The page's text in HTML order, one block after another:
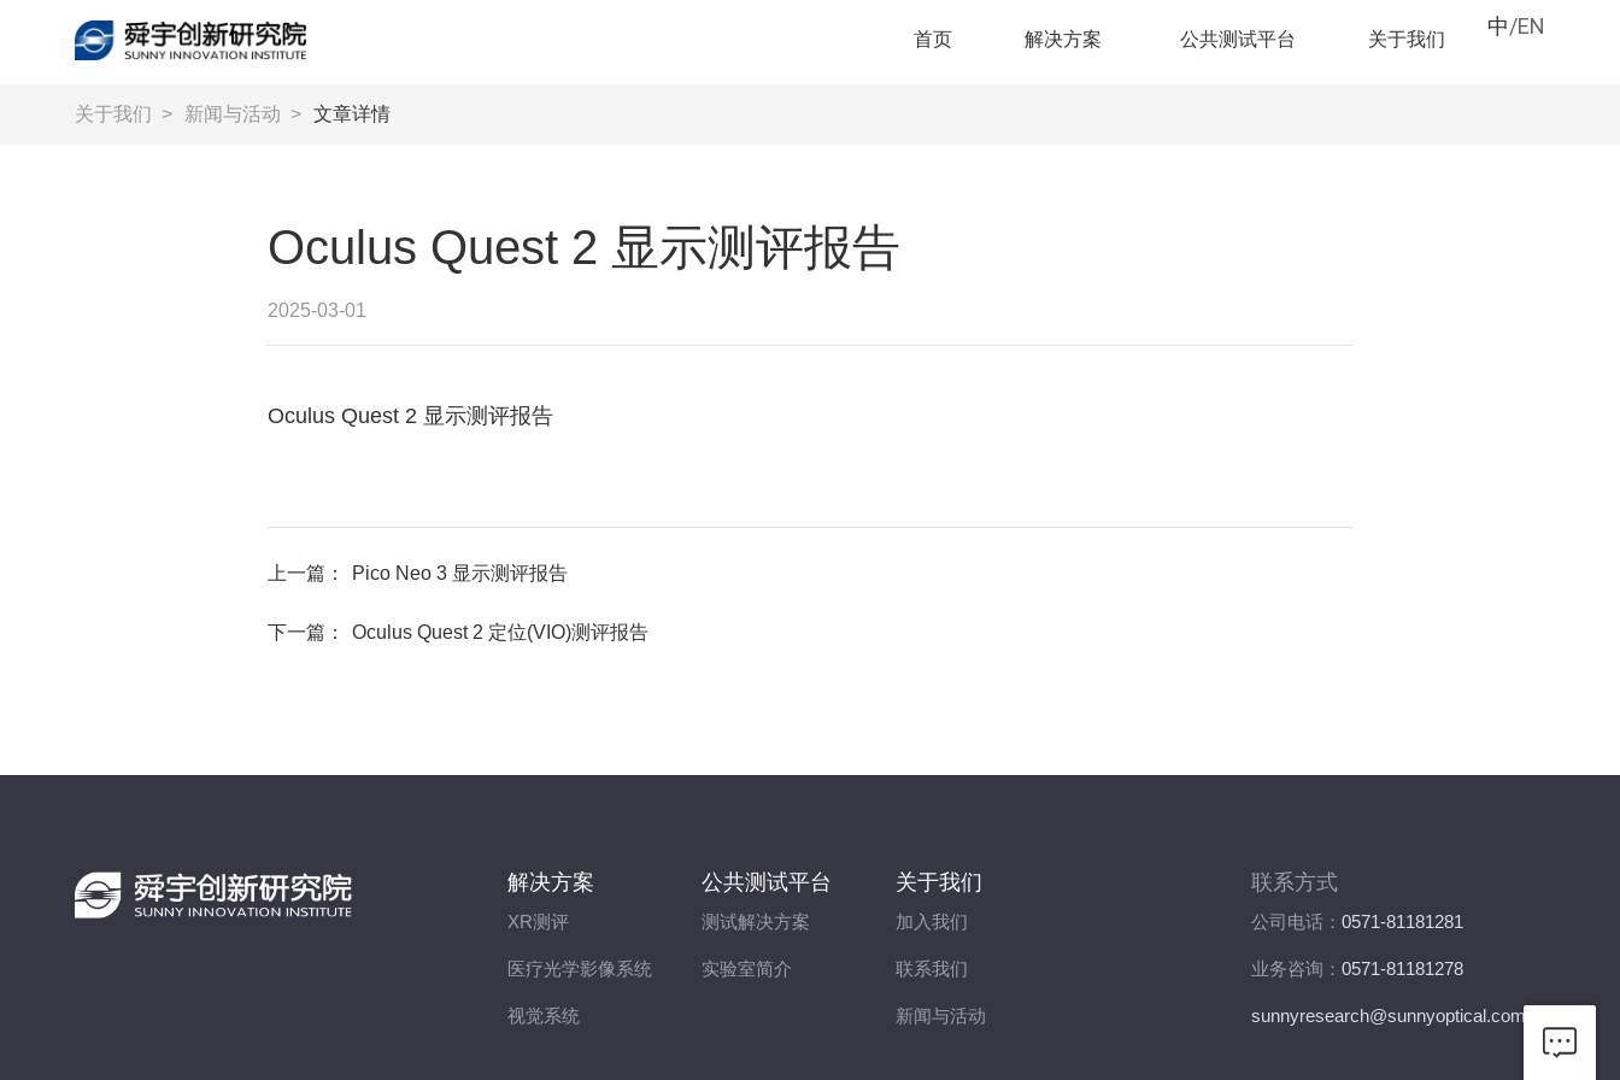
首页 解决方案 公共测试平台 关于我们
中/EN
关于我们 > 新闻与活动 > 文章详情
Oculus Quest 2 显示测评报告
2025-03-01
Oculus Quest 2 显示测评报告
上一篇： Pico Neo 3 显示测评报告
下一篇： Oculus Quest 2 定位(VIO)测评报告
解决方案
XR测评
医疗光学影像系统
视觉系统
公共测试平台
测试解决方案
实验室简介
关于我们
加入我们
联系我们
新闻与活动
联系方式
公司电话： 0571-81181281
业务咨询： 0571-81181278
sunnyresearch@sunnyoptical.com